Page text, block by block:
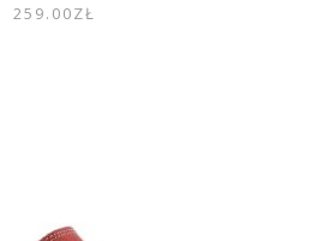
259.00ZŁ